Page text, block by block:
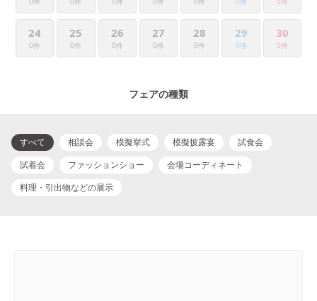
24
0件
25
0件
26
0件
27
0件
28
0件
29
0件
30
0件
フェアの種類
すべて 相談会 模擬挙式 模擬披露宴
試食会
試着会
ファッションショー
会場コーディネート
料理・引出物などの展示